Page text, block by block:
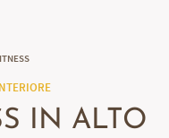
IN ALTO